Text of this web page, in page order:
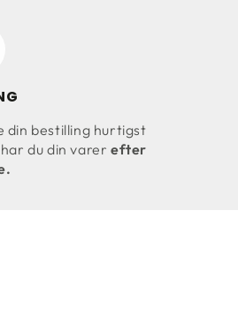
din bestilling hurtigst
du din varer efter